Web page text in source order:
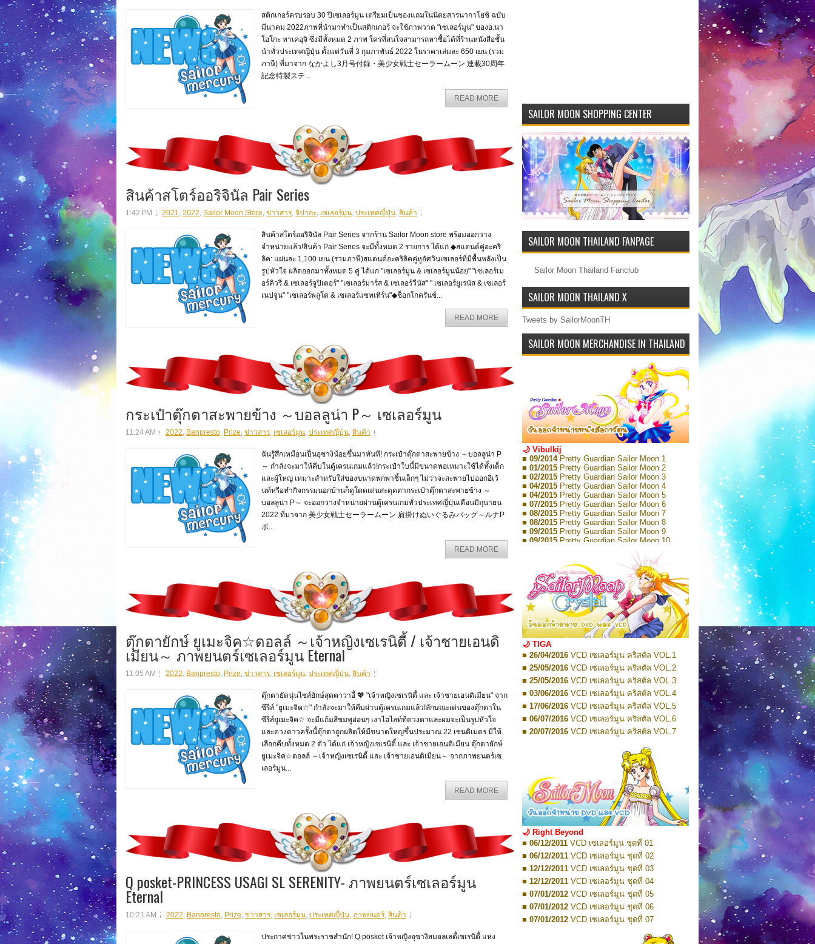
สติกเกอร์ครบรอบ 30 ปีเซเลอร์มูน เตรียมเป็นของแถมในนิตยสารนากาโยชิ ฉบับ
มีนาคม 2022ภาพที่นำมาทำเป็นสติกเกอร์ จะใช้ภาพวาด "เซเลอร์มูน" ของอ.นา
โอโกะ ทาเคอุจิ ซึ่งมีทั้งหมด 2 ภาพ ใครที่สนใจสามารถหาซื้อได้ที่ร้านหนังสือชั้น
นำทั่วประเทศญี่ปุ่น ตั้งแต่วันที่ 3 กุมภาพันธ์ 2022 ในราคาเล่มละ 650 เยน (รวม
ภาษี) ที่มาจาก なかよし3月号付録・美少女戦士セーラームーン 連載30周年
記念特製ステ...
READ MORE
สินค้าสโตร์ออริจินัล Pair Series
1:42 PM 2021, 2022, Sailor Moon Store, ข่าวสาร, จิปาถะ, เซเลอร์มูน, ประเทศญี่ปุ่น, สินค้า
สินค้าสโตร์ออริจินัล Pair Series จากร้าน Sailor Moon store พร้อมออกวาง
จำหน่ายแล้ว!สินค้า Pair Series จะมีทั้งหมด 2 รายการ ได้แก่ ◆สแตนด์คู่อะคริ
ลิค: แผ่นละ 1,100 เยน (รวมภาษี)สแตนด์อะคริลิคคู่หูอัศวินเซเลอร์ที่มีพื้นหลังเป็น
รูปหัวใจ ผลิตออกมาทั้งหมด 5 คู่ ได้แก่ "เซเลอร์มูน & เซเลอร์มูนน้อย" "เซเลอร์เม
อร์คิวรี่ & เซเลอร์จูปิเตอร์" "เซเลอร์มาร์ส & เซเลอร์วีนัส" " เซเลอร์ยูเรนัส & เซเลอร์
เนปจูน" "เซเลอร์พลูโต & เซเลอร์แซทเทิร์น"◆ช็อกโกครันช์...
READ MORE
กระเป๋าตุ๊กตาสะพายข้าง ～บอลลูน่า P～ เซเลอร์มูน
11:24 AM 2022, Banpresto, Prize, ข่าวสาร, เซเลอร์มูน, ประเทศญี่ปุ่น, สินค้า
ฉันรู้สึกเหมือนเป็นอุซางิน้อยขึ้นมาทันที! กระเป๋าตุ๊กตาสะพายข้าง ～บอลลูน่า P
～ กำลังจะมาให้คีบในตู้เครนเกมแล้ว!กระเป๋าใบนี้มีขนาดพอเหมาะใช้ได้ทั้งเด็ก
และผู้ใหญ่ เหมาะสำหรับใส่ของขนาดพกพาชิ้นเล็กๆ ไม่ว่าจะสะพายไปออกอีเว้
นท์หรือทำกิจกรรมนอกบ้านก็ดูโดดเด่นสะดุดตากระเป๋าตุ๊กตาสะพายข้าง ～
บอลลูน่า P～ จะออกวางจำหน่ายผ่านตู้เครนเกมทั่วประเทศญี่ปุ่นเดือนมิถุนายน
2022 ที่มาจาก 美少女戦士セーラームーン 肩掛けぬいぐるみバッグ～ルナP
ボ...
READ MORE
ตุ๊กตายักษ์ ยูเมะจิค☆ดอลล์ ～เจ้าหญิงเซเรนิตี้ / เจ้าชายเอนดิ
เมียน～ ภาพยนตร์เซเลอร์มูน Eternal
11:05 AM 2022, Banpresto, Prize, ข่าวสาร, เซเลอร์มูน, ประเทศญี่ปุ่น, สินค้า
ตุ๊กตายัดนุ่นไซส์ยักษ์สุดคาวาอี้ 💖 "เจ้าหญิงเซเรนิตี้ และ เจ้าชายเอนดิเมียน" จาก
ซีรี่ส์ "ยูเมะจิค☆" กำลังจะมาให้คีบผ่านตู้เครนเกมแล้ว!ลักษณะเด่นของตุ๊กตาใน
ซีรี่ส์ยูเมะจิค☆ จะมีแก้มสีชมพูอ่อนๆ เงาไฮไลท์ที่ดวงตาและผมจะเป็นรูปหัวใจ
และดวงดาวครั้งนี้ตุ๊กตาถูกผลิตให้มีขนาดใหญ่ขึ้นประมาณ 22 เซนติเมตร มีให้
เลือกคีบทั้งหมด 2 ตัว ได้แก่ เจ้าหญิงเซเรนิตี้ และ เจ้าชายเอนดิเมียน ตุ๊กตายักษ์
ยูเมะจิค☆ดอลล์ ～เจ้าหญิงเซเรนิตี้ และ เจ้าชายเอนดิเมียน～ จากภาพยนตร์เซ
เลอร์มูน...
READ MORE
Q posket-PRINCESS USAGI SL SERENITY- ภาพยนตร์เซเลอร์มูน
Eternal
10:21 AM 2022, Banpresto, Prize, ข่าวสาร, เซเลอร์มูน, ประเทศญี่ปุ่น, ภาพยนตร์, สินค้า
ประกาศข่าวในพระราชสำนัก! Q posket เจ้าหญิงอุซางิสมอลเลดี้เซเรนิตี้ แห่ง
SAILOR MOON SHOPPING CENTER
SAILOR MOON THAILAND FANPAGE
Sailor Moon Thailand Fanclub
SAILOR MOON THAILAND X
Tweets by SailorMoonTH
SAILOR MOON MERCHANDISE IN THAILAND
🌙 Vibulkij
■ 09/2014 Pretty Guardian Sailor Moon 1
■ 01/2015 Pretty Guardian Sailor Moon 2
■ 02/2015 Pretty Guardian Sailor Moon 3
■ 04/2015 Pretty Guardian Sailor Moon 4
■ 04/2015 Pretty Guardian Sailor Moon 5
■ 07/2015 Pretty Guardian Sailor Moon 6
■ 08/2015 Pretty Guardian Sailor Moon 7
■ 08/2015 Pretty Guardian Sailor Moon 8
■ 09/2015 Pretty Guardian Sailor Moon 9
■ 09/2015 Pretty Guardian Sailor Moon 10
Pretty Guardian Sailor Moon 11
Pretty Guardian Sailor Moon 12
Pretty Guardian Sailor Moon Short
Stories 1
■ 09/2018Pretty Guardian Sailor Moon Short
Stories 2
■ 01/2022Pretty Guardian Sailor Moon Eternal
Edition 1
■ 01/2022Pretty Guardian Sailor Moon Eternal
Edition 2
■ 03/2022Pretty Guardian Sailor Moon Eternal
Edition 3
■ 03/2022Pretty Guardian Sailor Moon Eternal
Edition 4
■ 07/2022Pretty Guardian Sailor Moon Eternal
Edition 5
■ 07/2022Pretty Guardian Sailor Moon Eternal
Edition 6
Pretty Guardian Sailor Moon Eternal
Edition 7
■ 01/2023Pretty Guardian Sailor Moon Eternal
Pretty Guardian Sailor Moon Eternal
Pretty Guardian Sailor Moon Eternal
Edition 10
■ TBA 2026Code Name: Sailor V 1
■ TBA 2026Code Name: Sailor V 2
🌙 TIGA
■ 26/04/2016 VCD เซเลอร์มูน คริสตัล VOL.1
■ 25/05/2016 VCD เซเลอร์มูน คริสตัล VOL.2
■ 25/05/2016 VCD เซเลอร์มูน คริสตัล VOL.3
■ 03/06/2016 VCD เซเลอร์มูน คริสตัล VOL.4
■ 17/06/2016 VCD เซเลอร์มูน คริสตัล VOL.5
■ 06/07/2016 VCD เซเลอร์มูน คริสตัล VOL.6
■ 20/07/2016 VCD เซเลอร์มูน คริสตัล VOL.7
VCD เซเลอร์มูน คริสตัล VOL.9
VCD เซเลอร์มูน คริสตัล VOL.10
■ 10/08/2016
VCD เซเลอร์มูน คริสตัล VOL.11
■ 10/08/2016VCD เซเลอร์มูน คริสตัล VOL.12
■ 17/08/2016VCD เซเลอร์มูน คริสตัล VOL.13
■ 26/05/2016 DVD เซเลอร์มูน คริสตัล VOL.1
■ 08/07/2016DVD เซเลอร์มูน คริสตัล VOL.2
■ 19/08/2016 DVD เซเลอร์มูน คริสตัล VOL.3
■ 08/09/2016 DVD เซเลอร์มูน คริสตัล VOL.4
■ 07/10/2016 DVD เซเลอร์มูน คริสตัล VOL.5
■ 28/10/2016 DVD เซเลอร์มูน คริสตัล VOL.6
■ 17/11/2016DVD เซเลอร์มูน คริสตัล VOL.7
■ 17/11/2016DVD เซเลอร์มูน คริสตัล VOL.8
■ 01/01/2017 DVD เซเลอร์มูน คริสตัล Box-Set
🌙 Right Beyond
■ 06/12/2011 VCD เซเลอร์มูน ชุดที่ 01
■ 06/12/2011 VCD เซเลอร์มูน ชุดที่ 02
■ 12/12/2011 VCD เซเลอร์มูน ชุดที่ 03
■ 12/12/2011 VCD เซเลอร์มูน ชุดที่ 04
■ 07/01/2012 VCD เซเลอร์มูน ชุดที่ 05
■ 07/01/2012 VCD เซเลอร์มูน ชุดที่ 06
■ 07/01/2012 VCD เซเลอร์มูน ชุดที่ 07
VCD เซเลอร์มูน ชุดที่ 08